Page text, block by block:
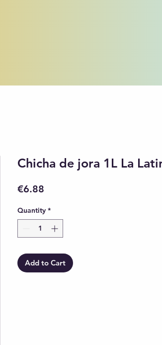
Chicha de jora 1L La
€6.88
Quantity *
Add to Cart